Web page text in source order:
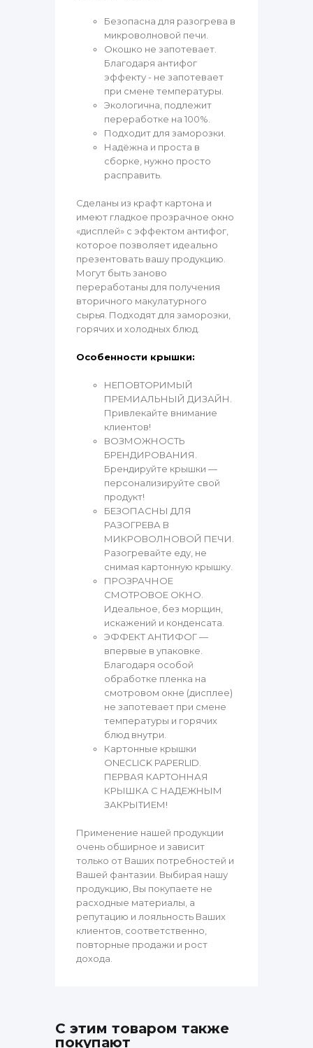
Безопасна для разогрева в
микроволновой печи.
Окошко не запотевает.
Благодаря антифог
эффекту - не запотевает
при смене температуры.
Экологична, подлежит
переработке на 100%.
Подходит для заморозки.
Надёжна и проста в
сборке, нужно просто
расправить.
Сделаны из крафт картона и
имеют гладкое прозрачное окно
«дисплей» с эффектом антифог,
которое позволяет идеально
презентовать вашу продукцию.
Могут быть заново
переработаны для получения
вторичного макулатурного
сырья. Подходят для заморозки,
горячих и холодных блюд.
Особенности крышки:
НЕПОВТОРИМЫЙ
ПРЕМИАЛЬНЫЙ ДИЗАЙН.
Привлекайте внимание
клиентов!
ВОЗМОЖНОСТЬ
БРЕНДИРОВАНИЯ.
Брендируйте крышки —
персонализируйте свой
продукт!
БЕЗОПАСНЫ ДЛЯ
РАЗОГРЕВА В
МИКРОВОЛНОВОЙ ПЕЧИ.
Разогревайте еду, не
снимая картонную крышку.
ПРОЗРАЧНОЕ
СМОТРОВОЕ ОКНО.
Идеальное, без морщин,
искажений и конденсата.
ЭФФЕКТ АНТИФОГ —
впервые в упаковке.
Благодаря особой
обработке пленка на
смотровом окне (дисплее)
не запотевает при смене
температуры и горячих
блюд внутри.
Картонные крышки
ONECLICK PAPERLID.
ПЕРВАЯ КАРТОННАЯ
КРЫШКА С НАДЕЖНЫМ
ЗАКРЫТИЕМ!
Применение нашей продукции
очень обширное и зависит
только от Ваших потребностей и
Вашей фантазии. Выбирая нашу
продукцию, Вы покупаете не
расходные материалы, а
репутацию и лояльность Ваших
клиентов, соответственно,
повторные продажи и рост
дохода.
С этим товаром также
покупают